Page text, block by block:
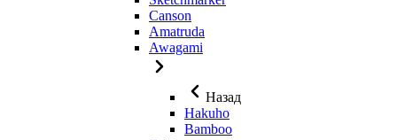
Canson
Amatruda
Awagami
Назад
Hakuho
Bamboo